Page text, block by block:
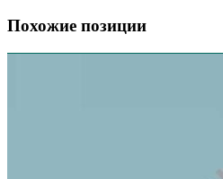
Похожие позиции